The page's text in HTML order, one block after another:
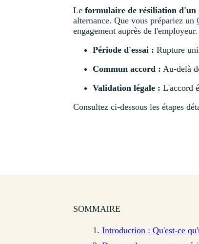
Le formulaire de résiliation d'un
alternance. Que vous prépariez un
engagement auprès de l'employeur.
Période d'essai : Rupture
Commun accord : Au-delà
Validation légale : L'accord
Consultez ci-dessous les étapes
SOMMAIRE
Introduction : Qu'est-ce